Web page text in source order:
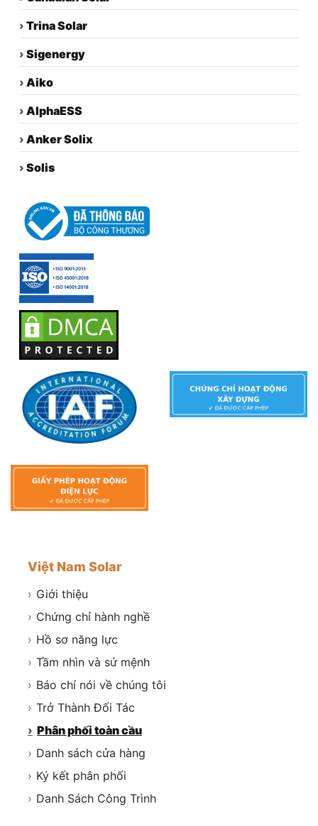
› Trina Solar
› Sigenergy
› Aiko
› AlphaESS
› Anker Solix
› Solis
Việt Nam Solar
› Giới thiệu
› Chứng chỉ hành nghề
› Hồ sơ năng lực
› Tầm nhìn và sứ mệnh
› Báo chí nói về chúng tôi
› Trở Thành Đối Tác
› Phân phối toàn cầu
› Danh sách cửa hàng
› Ký kết phân phối
› Danh Sách Công Trình